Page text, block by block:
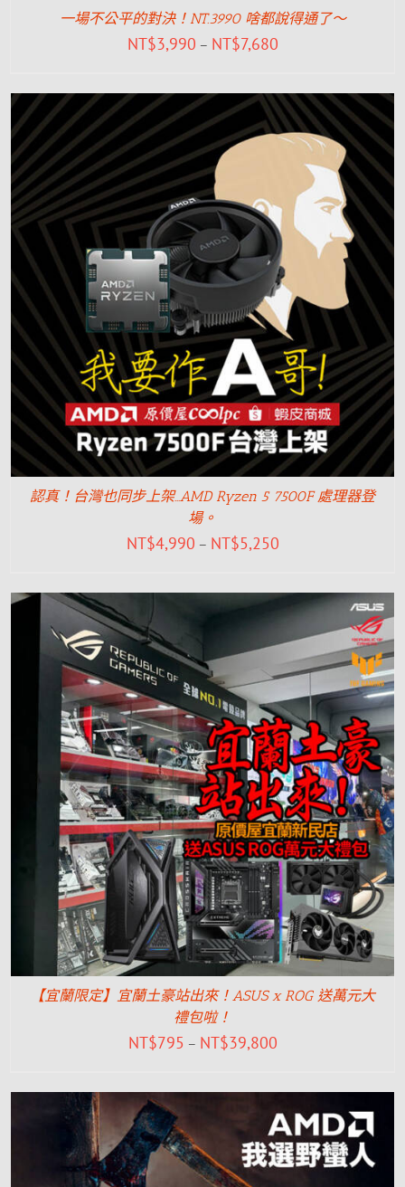
一場不公平的對決！NT.3990 啥都說得通了～
NT$3,990 – NT$7,680
認真！台灣也同步上架…AMD Ryzen 5 7500F 處理器登
場。
NT$4,990 – NT$5,250
【宜蘭限定】宜蘭土豪站出來！ASUS x ROG 送萬元大
禮包啦！
NT$795 – NT$39,800